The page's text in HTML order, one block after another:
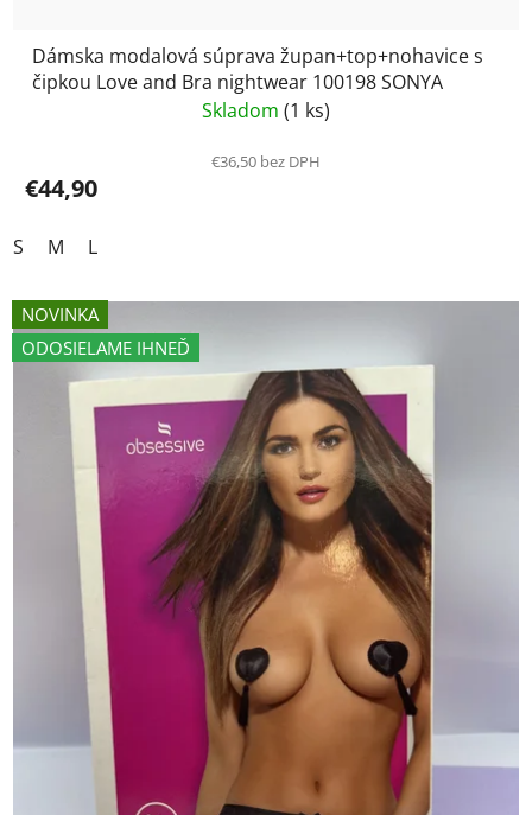
Dámska modalová súprava župan+top+nohavice s
čipkou Love and Bra nightwear 100198 SONYA
Skladom (1 ks)
€36,50 bez DPH
€44,90
S M L
NOVINKA
ODOSIELAME IHNEĎ